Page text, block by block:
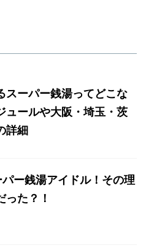
スーパー銭湯ってどこな
ュールや大阪・埼玉・茨
詳細
ー銭湯アイドル！その理
った？！